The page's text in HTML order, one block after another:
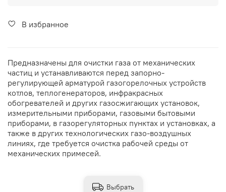
В избранное
Предназначены для очистки газа от механических
частиц и устанавливаются перед запорно-
регулирующей арматурой газогорелочных устройств
котлов, теплогенераторов, инфракрасных
обогревателей и других газосжигающих установок,
измерительными приборами, газовыми бытовыми
приборами, в газорегуляторных пунктах и установках, а
также в других технологических газо-воздушных
линиях, где требуется очистка рабочей среды от
механических примесей.
Выбрать